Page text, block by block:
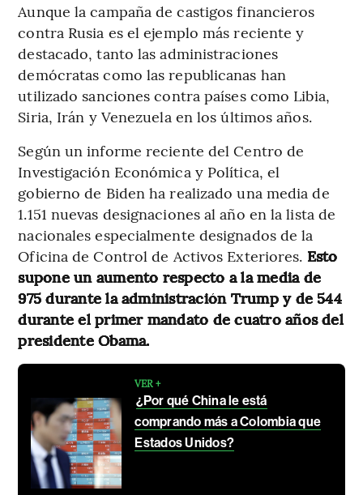
Aunque la campaña de castigos financieros
contra Rusia es el ejemplo más reciente y
destacado, tanto las administraciones
demócratas como las republicanas han
utilizado sanciones contra países como Libia,
Siria, Irán y Venezuela en los últimos años.
Según un informe reciente del Centro de
Investigación Económica y Política, el
gobierno de Biden ha realizado una media de
1.151 nuevas designaciones al año en la lista de
nacionales especialmente designados de la
Oficina de Control de Activos Exteriores. Esto
supone un aumento respecto a la media de
975 durante la administración Trump y de 544
durante el primer mandato de cuatro años del
presidente Obama.
VER +
¿Por qué China le está
comprando más a Colombia que
Estados Unidos?